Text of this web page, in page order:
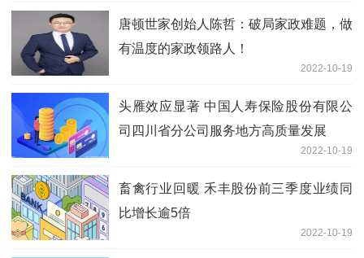
唐顿世家创始人陈哲：破局家政难题，做
有温度的家政领路人！
2022-10-19
头雁效应显著 中国人寿保险股份有限公
司四川省分公司服务地方高质量发展
2022-10-19
畜禽行业回暖 禾丰股份前三季度业绩同
比增长逾5倍
2022-10-19